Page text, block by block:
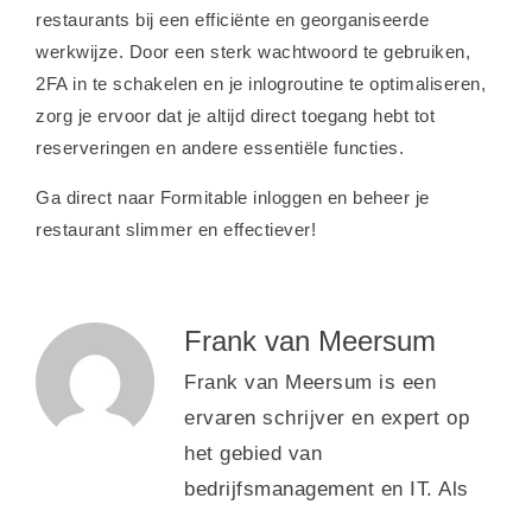
restaurants bij een efficiënte en georganiseerde
werkwijze. Door een sterk wachtwoord te gebruiken,
2FA in te schakelen en je inlogroutine te optimaliseren,
zorg je ervoor dat je altijd direct toegang hebt tot
reserveringen en andere essentiële functies.
Ga direct naar Formitable inloggen en beheer je
restaurant slimmer en effectiever!
Frank van Meersum
Frank van Meersum is een
ervaren schrijver en expert op
het gebied van
bedrijfsmanagement en IT. Als